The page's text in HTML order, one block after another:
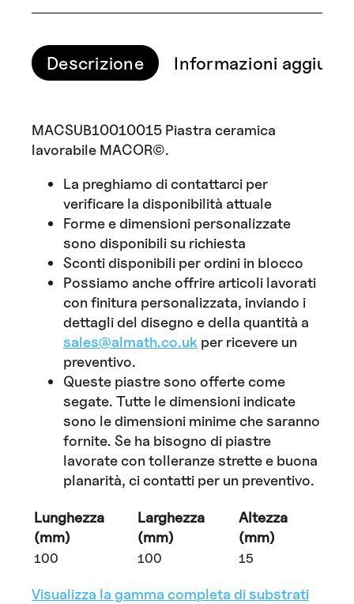
Descrizione Informazioni
MACSUB10010015 Piastra ceramica
lavorabile MACOR©.
La preghiamo di contattarci per
verificare la disponibilità attuale
Forme e dimensioni personalizzate
sono disponibili su richiesta
Sconti disponibili per ordini in blocco
Possiamo anche offrire articoli lavorati
con finitura personalizzata, inviando i
dettagli del disegno e della quantità a
sales@almath.co.uk per ricevere un
preventivo.
Queste piastre sono offerte come
segate. Tutte le dimensioni indicate
sono le dimensioni minime che saranno
fornite. Se ha bisogno di piastre
lavorate con tolleranze strette e buona
planarità, ci contatti per un preventivo.
Lunghezza
(mm)
Larghezza
(mm)
Altezza
(mm)
100 100 15
Visualizza la gamma completa di substrati